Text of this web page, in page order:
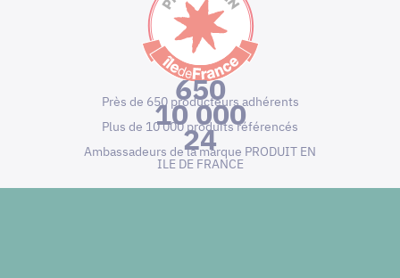
650
Près de 650 producteurs adhérents
10 000
Plus de 10 000 produits référencés
24
Ambassadeurs de la marque PRODUIT EN
ILE DE FRANCE